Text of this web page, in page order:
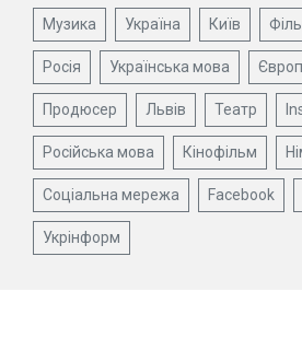
Музика Україна Київ
Росія Українська мова
Продюсер Львів Театр
Російська мова Кінофільм
Соціальна мережа Facebook
Укрінформ